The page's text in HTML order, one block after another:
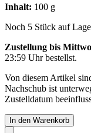
Inhalt: 100 g
Noch 5 Stück auf
Zustellung bis
23:59 Uhrbestellst.
Von diesem Artikel
Nachschub ist
Zustelldatum
In den Warenkorb